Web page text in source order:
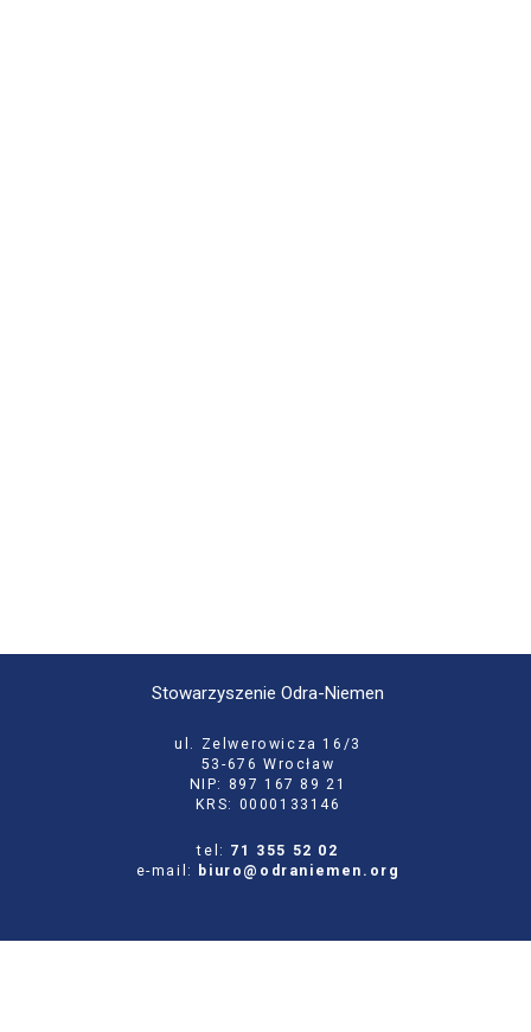
Stowarzyszenie Odra-Niemen
ul. Zelwerowicza 16/3
53-676 Wrocław
NIP: 897 167 89 21
KRS: 0000133146
tel: 71 355 52 02
e-mail:
biuro@odraniemen.org